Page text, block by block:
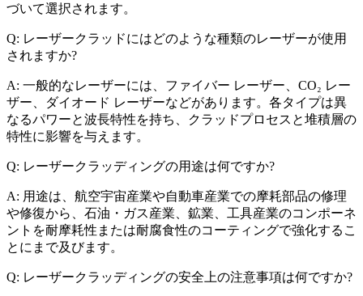
づいて選択されます。
Q: レーザークラッドにはどのような種類のレーザーが使用
されますか?
A: 一般的なレーザーには、ファイバー レーザー、CO₂ レー
ザー、ダイオード レーザーなどがあります。各タイプは異
なるパワーと波長特性を持ち、クラッドプロセスと堆積層の
特性に影響を与えます。
Q: レーザークラッディングの用途は何ですか?
A: 用途は、航空宇宙産業や自動車産業での摩耗部品の修理
や修復から、石油・ガス産業、鉱業、工具産業のコンポーネ
ントを耐摩耗性または耐腐食性のコーティングで強化するこ
とにまで及びます。
Q: レーザークラッディングの安全上の注意事項は何ですか?